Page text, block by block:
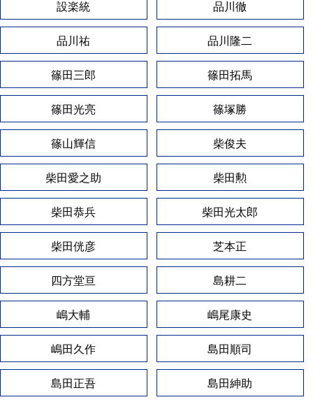
設楽統 品川徹
品川祐 品川隆二
篠田三郎 篠田拓馬
篠田光亮 篠塚勝
篠山輝信 柴俊夫
柴田愛之助 柴田勲
柴田恭兵 柴田光太郎
柴田侊彦 芝本正
四方堂亘 島耕二
嶋大輔 嶋尾康史
嶋田久作 島田順司
島田正吾 島田紳助